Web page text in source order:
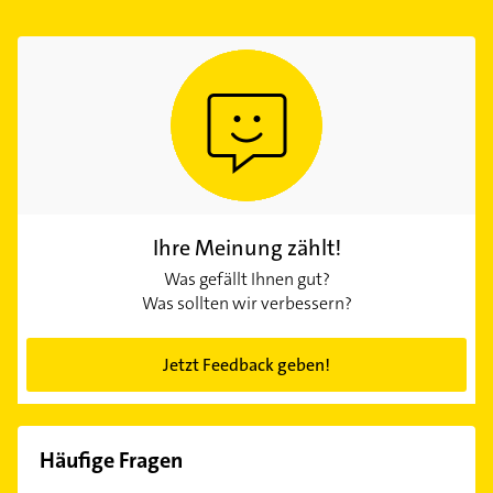
Ihre Meinung zählt!
Was gefällt Ihnen gut?
Was sollten wir verbessern?
Jetzt Feedback geben!
Häufige Fragen